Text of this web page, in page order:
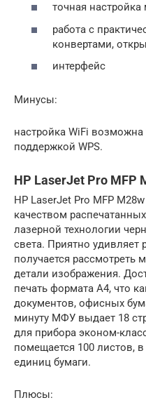
точная
работа с
конвертами,
интерфейс
Минусы:
настройка WiFi возможна
поддержкой WPS.
HP LaserJet Pro MFP
HP LaserJet Pro MFP
качеством
лазерной технологии
света. Приятно удивляет
получается
детали изображения.
печать формата А4, что
документов, офисных
минуту МФУ выдает 18
для прибора эконом-
помещается 100 листов,
единиц бумаги.
Плюсы: